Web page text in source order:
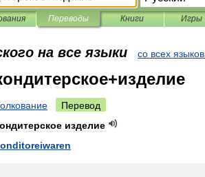
Переводы Книги Игры
на все языки со всех
Перевод
изделие